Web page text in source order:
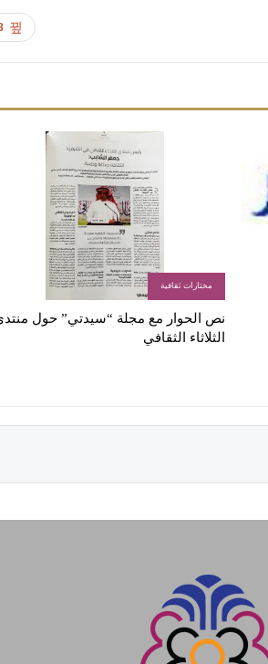
مختارات ثقافية
نص الحوار مع مجلة “سيدتي” حول
الثلاثاء الثقافي